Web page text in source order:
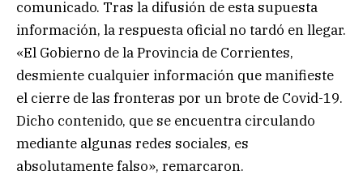
comunicado. Tras la difusión de esta supuesta
información, la respuesta oficial no tardó en llegar.
«El Gobierno de la Provincia de Corrientes,
desmiente cualquier información que manifieste
el cierre de las fronteras por un brote de Covid-19.
Dicho contenido, que se encuentra circulando
mediante algunas redes sociales, es
absolutamente falso», remarcaron.